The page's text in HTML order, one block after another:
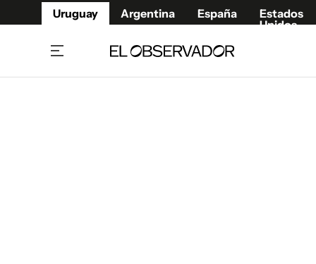
Uruguay Argentina España
Estados
Unidos